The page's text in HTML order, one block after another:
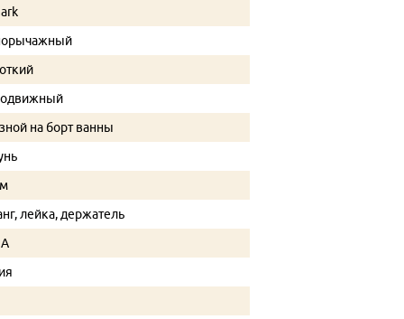
на борт ванны
лейка, держатель